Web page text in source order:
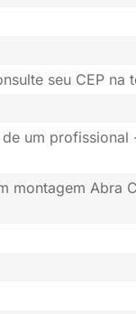
seu CEP na
um
montagem Abra